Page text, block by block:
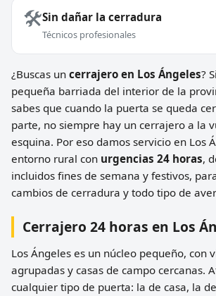
🛠️Sin dañar la cerradura
Técnicos profesionales
¿Buscas un cerrajero en Los Ángeles?
pequeña barriada del interior de la
sabes que cuando la puerta se queda
parte, no siempre hay un cerrajero a la
esquina. Por eso damos servicio en Los
entorno rural con urgencias 24 horas,
incluidos fines de semana y festivos,
cambios de cerradura y todo tipo de
Cerrajero 24 horas en Los
Los Ángeles es un núcleo pequeño, con
agrupadas y casas de campo cercanas.
cualquier tipo de puerta: la de casa, la